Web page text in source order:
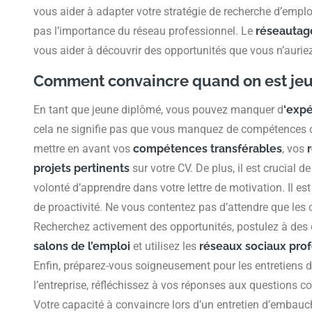
vous aider à adapter votre stratégie de recherche
pas l’importance du réseau professionnel. Le
vous aider à découvrir des opportunités que vous
Comment convaincre quand on est
En tant que jeune diplômé, vous pouvez manquer d
cela ne signifie pas que vous manquez de
mettre en avant voscompétences transférables, vos
projets pertinents sur votre CV. De plus, il est crucial
volonté d’apprendre dans votre lettre de motivation. Il
de proactivité. Ne vous contentez pas d’attendre que
Recherchez activement des opportunités, postulez à
salons de l’emploi et utilisez les réseaux sociaux
Enfin, préparez-vous soigneusement pour les entretiens
l’entreprise, réfléchissez à vos réponses aux questions
Votre capacité à convaincre lors d’un entretien